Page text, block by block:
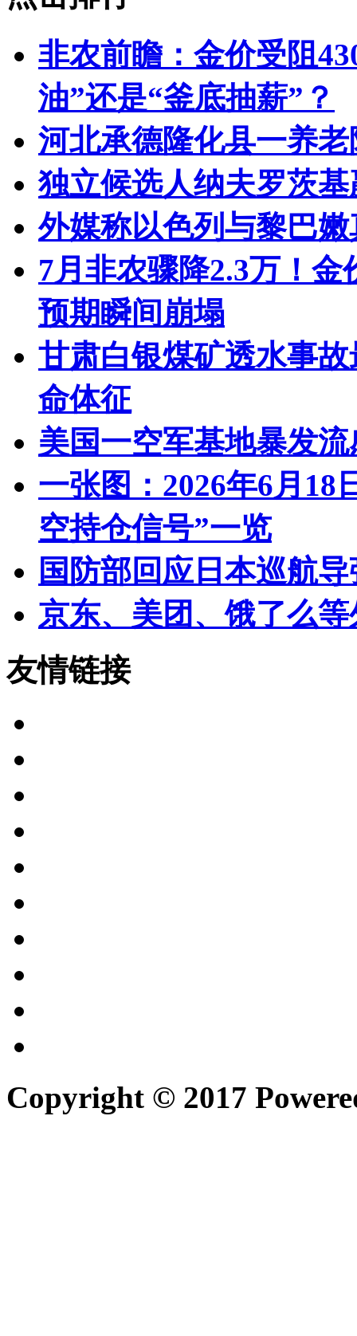
非农前瞻：金价受阻
油”还是“釜底抽薪”？
河北承德隆化县一养
独立候选人纳夫罗茨
外媒称以色列与黎巴
7月非农骤降2.3万！
预期瞬间崩塌
甘肃白银煤矿透水事
命体征
美国一空军基地暴发
一张图：2026年6月18
空持仓信号”一览
国防部回应日本巡航
京东、美团、饿了么
友情链接
Copyright © 2017